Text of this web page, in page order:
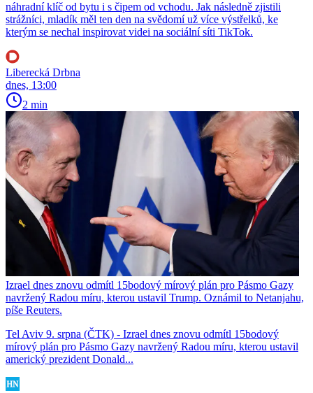
náhradní klíč od bytu i s čipem od vchodu. Jak následně zjistili
strážníci, mladík měl ten den na svědomí už více výstřelků, ke
kterým se nechal inspirovat videi na sociální síti TikTok.
Liberecká Drbna
dnes, 13:00
2 min
Izrael dnes znovu odmítl 15bodový mírový plán pro Pásmo Gazy
navržený Radou míru, kterou ustavil Trump. Oznámil to Netanjahu,
píše Reuters.
Tel Aviv 9. srpna (ČTK) - Izrael dnes znovu odmítl 15bodový
mírový plán pro Pásmo Gazy navržený Radou míru, kterou ustavil
americký prezident Donald...